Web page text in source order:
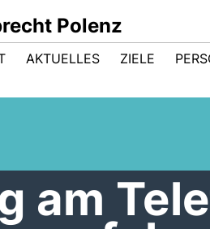
Polenz
AKTUELLES ZIELE
am